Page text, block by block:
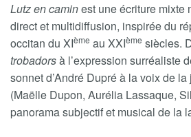
Lutz en caminest une écriture mixte
direct et multidiffusion, inspirée du
occitan du XIème au XXIème siècles.
trobadorsà l’expression surréaliste
sonnet d’André Dupré à la voix de
(Maëlle Dupon, Aurélia Lassaque,
panorama subjectif et musical de la